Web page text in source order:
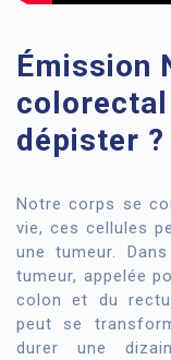
Émission
dépister ?
Notre corps se
vie, ces cellules
une tumeur.
tumeur, appelée
colon et du
peut se
durer une